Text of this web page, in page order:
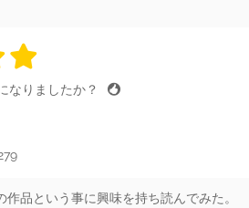
5 stars
なりましたか？
作品という事に興味を持ち読んでみた。